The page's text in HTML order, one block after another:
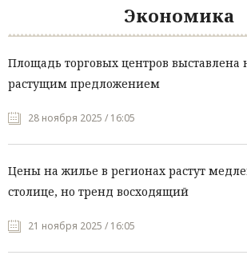
Экономика
Площадь торговых центров выставлена
растущим предложением
28 ноября 2025 / 16:05
Цены на жилье в регионах растут
столице, но тренд восходящий
21 ноября 2025 / 16:05